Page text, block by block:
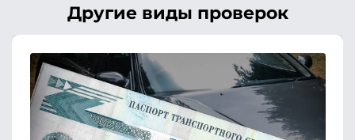
Другие виды проверок